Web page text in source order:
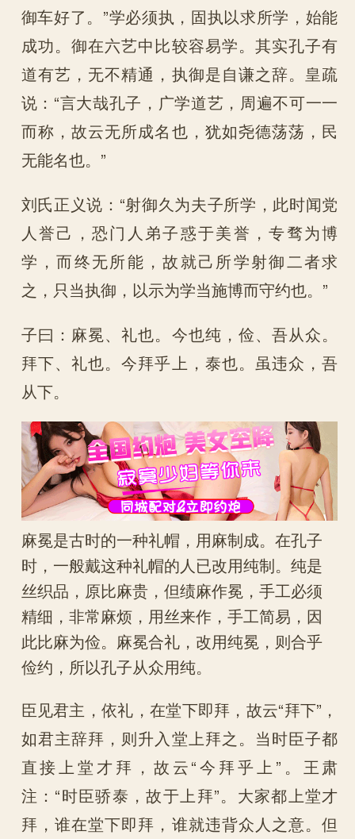
御车好了。”学必须执，固执以求所学，始能
成功。御在六艺中比较容易学。其实孔子有
道有艺，无不精通，执御是自谦之辞。皇疏
说：“言大哉孔子，广学道艺，周遍不可一一
而称，故云无所成名也，犹如尧德荡荡，民
无能名也。”
刘氏正义说：“射御久为夫子所学，此时闻党
人誉己，恐门人弟子惑于美誉，专骛为博
学，而终无所能，故就己所学射御二者求
之，只当执御，以示为学当施博而守约也。”
子曰：麻冕、礼也。今也纯，俭、吾从众。
拜下、礼也。今拜乎上，泰也。虽违众，吾
从下。
麻冕是古时的一种礼帽，用麻制成。在孔子
时，一般戴这种礼帽的人已改用纯制。纯是
丝织品，原比麻贵，但绩麻作冕，手工必须
精细，非常麻烦，用丝来作，手工简易，因
此比麻为俭。麻冕合礼，改用纯冕，则合乎
俭约，所以孔子从众用纯。
臣见君主，依礼，在堂下即拜，故云“拜下”，
如君主辞拜，则升入堂上拜之。当时臣子都
直接上堂才拜，故云“今拜乎上”。王肃
注：“时臣骄泰，故于上拜”。大家都上堂才
拜，谁在堂下即拜，谁就违背众人之意。但